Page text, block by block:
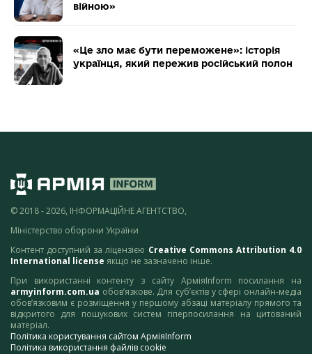
війною»
«Це зло має бути переможене»: історія
українця, який пережив російський полон
© 2018 - 2026, ІНФОРМАЦІЙНЕ АГЕНТСТВО,
Міністерство оборони України
Контент доступний за ліцензією Creative Commons Attribution 4.0
International license якщо не зазначено інше.
При використанні контенту з сайту АрміяInform посилання на
armyinform.com.ua обов’язкове. Для суб’єктів у сфері онлайн-медіа
обов’язковим є розміщення у першому абзаці матеріалу прямого та
відкритого для пошукових систем гіперпосилання на цитований
матеріал.
Політика користування сайтом АрміяInform
Політика використання файлів cookie